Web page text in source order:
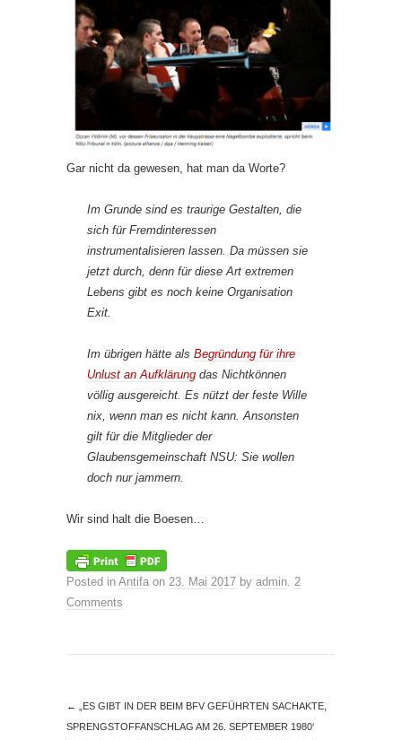
Gar nicht da gewesen, hat man da Worte?
Im Grunde sind es traurige Gestalten, die
sich für Fremdinteressen
instrumentalisieren lassen. Da müssen sie
jetzt durch, denn für diese Art extremen
Lebens gibt es noch keine Organisation
Exit.
Im übrigen hätte als Begründung für ihre
Unlust an Aufklärung das Nichtkönnen
völlig ausgereicht. Es nützt der feste Wille
nix, wenn man es nicht kann. Ansonsten
gilt für die Mitglieder der
Glaubensgemeinschaft NSU: Sie wollen
doch nur jammern.
Wir sind halt die Boesen…
Posted in Antifa on 23. Mai 2017 by admin. 2
Comments
←
„ES GIBT IN DER BEIM BFV GEFÜHRTEN SACHAKTE,
SPRENGSTOFFANSCHLAG AM 26. SEPTEMBER 1980‘